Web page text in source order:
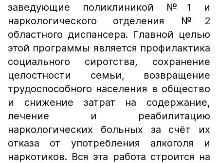
заведующие поликлиникой №1 и
наркологического отделения №2
областного диспансера. Главной целью
этой программы является профилактика
социального сиротства, сохранение
целостности семьи, возвращение
трудоспособного населения в общество
и снижение затрат на содержание,
лечение и реабилитацию
наркологических больных за счёт их
отказа от употребления алкоголя и
наркотиков. Вся эта работа строится на